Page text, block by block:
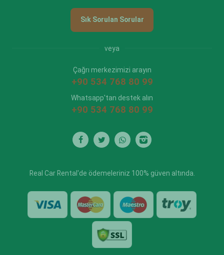
Sık Sorulan Sorular
veya
Çağrı merkezimizi arayın
+90 534 768 80 99
Whatsapp'tan destek alın
+90 534 768 80 99
Real Car Rental'de ödemeleriniz 100% güven altında.